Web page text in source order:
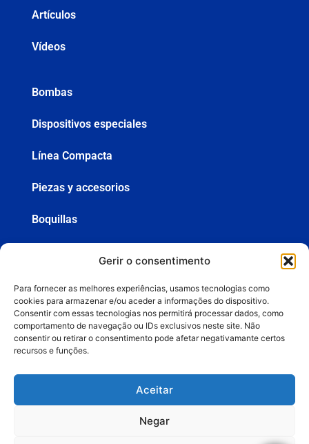
Gerir o consentimento
Para fornecer as melhores experiências, usamos tecnologias como
cookies para armazenar e/ou aceder a informações do dispositivo.
Consentir com essas tecnologias nos permitirá processar dados, como
comportamento de navegação ou IDs exclusivos neste site. Não
consentir ou retirar o consentimento pode afetar negativamante certos
recursos e funções.
Aceitar
Negar
Artículos
Vídeos
Bombas
Dispositivos especiales
Línea Compacta
Piezas y accesorios
Boquillas
Pistolas
+55 (19) 3936-8555